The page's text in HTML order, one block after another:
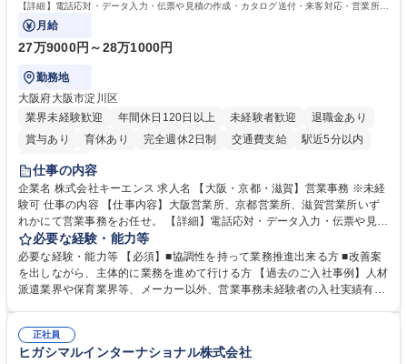
格：
【詳細】電話応対・データ入力・伝票や見積の作成・カタログ送付・来客対応・営業所内
で発生する事務業務や業務改善をお任せ。
月給
27万9000円～28万1000円
勤務地
大阪府大阪市淀川区
業界未経験歓迎
年間休日120日以上 未経験者歓迎
退職金あり
賞与あり
育休あり 完全週休2日制 交通費支給
駅近5分以内
土日祝休み
仕事の内容
企業名 株式会社キーエンス 求人名 【大阪・京都・滋賀】営業事務 ※未経
験可 仕事の内容 【仕事内容】大阪営業所、京都営業所、滋賀営業所いず
れかにて営業事務をお任せ。 【詳細】電話応対・データ入力・伝票や見積
の作成・カタログ送付・来客対応・営業所内で発生する事務業務や業務改
善をお任せ。 【教育制度】ご入社後、育成担当とペアになりながらOJTに
て業務を覚えていただくことが可能です。業務システムがきちんと構築さ
れているため、スムーズに仕事に慣れることができる環境です。また、
募集職種 【大阪・京都・滋賀】営業事務 ※未経験可
必要な経験・能力等
必要な経験・能力等 【必須】■協調性を持って業務推進出来る方 ■改善案
を出しながら、主体的に業務を進めて行ける方 【過去のご入社事例】人材
派遣業界や保育業界等、メーカー以外、営業事務未経験者の入社実績有
えて、お客様や社員の状況に合わせ、能動的なサポート、改善の動きも期
待され。組織を支えるスペシャリストとして、チームに貢献し、結果的に
正社員
ヒガシマルインターナショナル株式会社